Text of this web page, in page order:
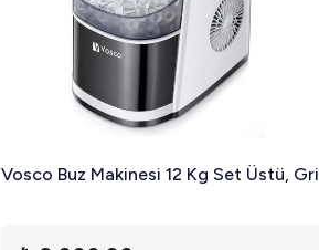
Vosco Buz Makinesi 12 Kg Set Üstü, Gri